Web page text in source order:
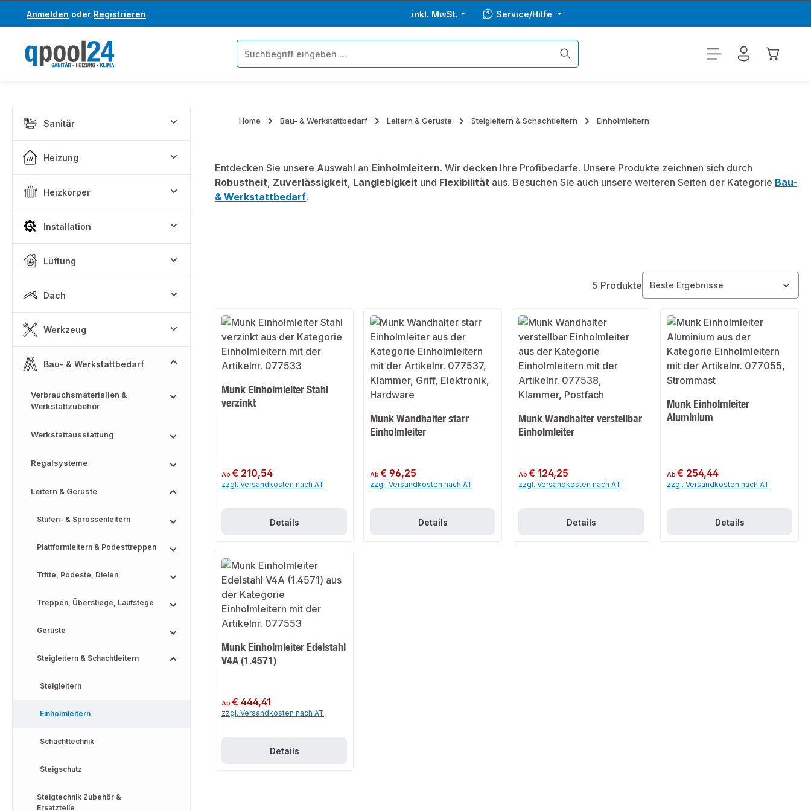
Hauptinhalt springen
Zur Suche springen
Anmelden oder Registrieren inkl. MwSt. Service/Hilfe
Sanitär
Heizung
Heizkörper
Installation
Lüftung
Dach
Werkzeug
Bau- & Werkstattbedarf
Verbrauchsmaterialien &
Werkstattzubehör
Werkstattausstattung
Regalsysteme
Leitern & Gerüste
Stufen- & Sprossenleitern
Plattformleitern & Podesttreppen
Tritte, Podeste, Dielen
Treppen, Überstiege, Laufstege
Gerüste
Steigleitern & Schachtleitern
Steigleitern
Einholmleitern
Schachttechnik
Steigschutz
Steigtechnik Zubehör &
Ersatzteile
Home Bau- & Werkstattbedarf Leitern & Gerüste Steigleitern & Schachtleitern Einholmleitern
Entdecken Sie unsere Auswahl an Einholmleitern. Wir decken Ihre Profibedarfe. Unsere Produkte zeichnen sich durch
Robustheit, Zuverlässigkeit, Langlebigkeit und Flexibilität aus. Besuchen Sie auch unsere weiteren Seiten der Kategorie Bau-
& Werkstattbedarf.
5 Produkte
Munk Einholmleiter Stahl
verzinkt
Regulärer Preis:
Ab€ 210,54
zzgl. Versandkosten nach AT
Details
Munk Wandhalter starr
Einholmleiter
Regulärer Preis:
Ab€ 96,25
zzgl. Versandkosten nach AT
Details
Munk Wandhalter verstellbar
Einholmleiter
Regulärer Preis:
Ab€ 124,25
zzgl. Versandkosten nach AT
Details
Munk Einholmleiter
Aluminium
Regulärer Preis:
Ab€ 254,44
zzgl. Versandkosten nach AT
Details
Munk Einholmleiter Edelstahl
V4A (1.4571)
Regulärer Preis:
Ab€ 444,41
zzgl. Versandkosten nach AT
Details